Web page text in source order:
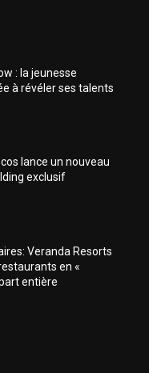
: la jeunesse
à révéler ses talents
lance un nouveau
exclusif
Veranda Resorts
en «
entière